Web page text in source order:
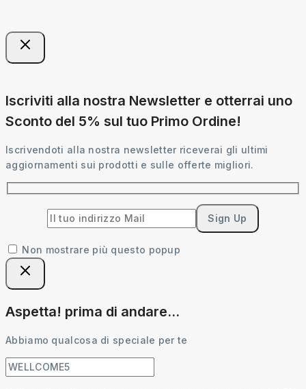
Iscriviti alla nostra Newsletter e otterrai uno
Sconto del 5% sul tuo Primo Ordine!
Iscrivendoti alla nostra newsletter riceverai gli ultimi
aggiornamenti sui prodotti e sulle offerte migliori.
Non mostrare più questo popup
Aspetta! prima di andare...
Abbiamo qualcosa di speciale per te